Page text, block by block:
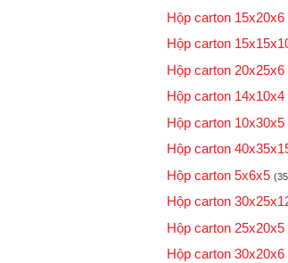
Hộp carton 15x20x6
Hộp carton
Hộp carton 20x25x6
Hộp carton 14x10x4
Hộp carton 10x30x5
Hộp carton
Hộp carton 5x6x5
Hộp carton
Hộp carton 25x20x5
Hộp carton 30x20x6